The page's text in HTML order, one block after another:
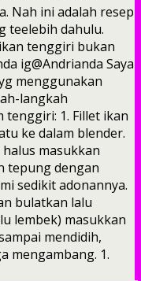
Nah ini adalah resep
teelebih dahulu.
tenggiri bukan
ig@Andrianda Saya
menggunakan
langkah
tenggiri: 1. Fillet ikan
ke dalam blender.
halus masukkan
tepung dengan
sedikit adonannya.
bulatkan lalu
lembek) masukkan
mendidih,
mengambang. 1.